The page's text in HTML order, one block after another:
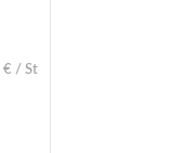
€ / St